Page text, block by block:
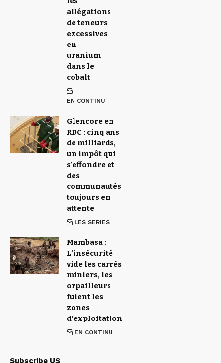
allégations
de teneurs
excessives
en
uranium
dans le
cobalt
EN CONTINU
Glencore en
RDC : cinq ans
de milliards,
un impôt qui
s’effondre et
des
communautés
toujours en
attente
LES SERIES
Mambasa :
L’insécurité
vide les carrés
miniers, les
orpailleurs
fuient les
zones
d’exploitation
EN CONTINU
Subscribe US